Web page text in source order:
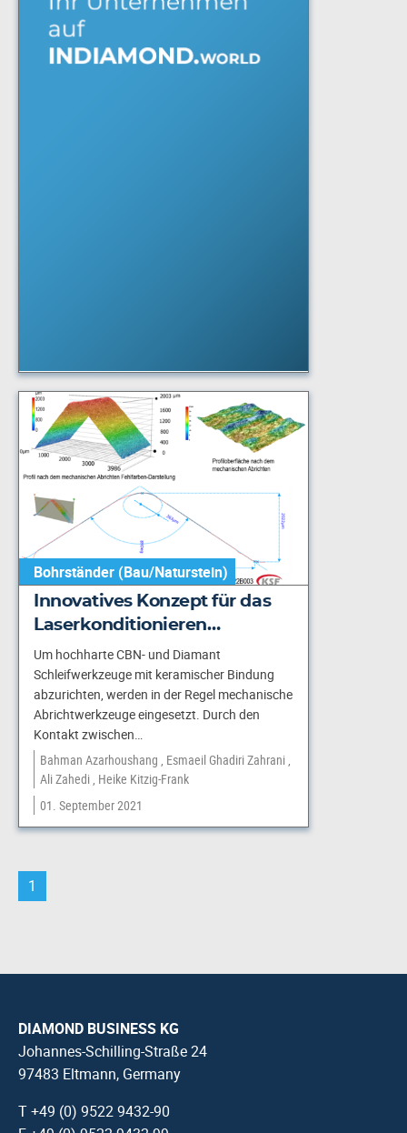
Bohrständer (Bau/Naturstein)
Innovatives Konzept für das
Laserkonditionieren…
Um hochharte CBN- und Diamant
Schleifwerkzeuge mit keramischer Bindung
abzurichten, werden in der Regel mechanische
Abrichtwerkzeuge eingesetzt. Durch den
Kontakt zwischen…
Bahman Azarhoushang Esmaeil Ghadiri Zahrani
Ali Zahedi Heike Kitzig-Frank
01. September 2021
1
DIAMOND BUSINESS KG
Johannes-Schilling-Straße 24
97483 Eltmann, Germany
T +49 (0) 9522 9432-90